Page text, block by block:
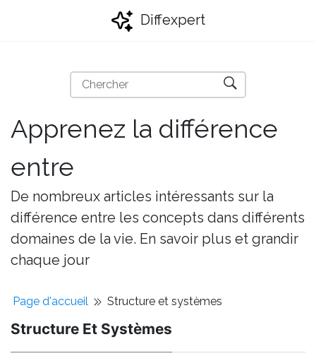
Diffexpert
Apprenez la différence
entre
De nombreux articles intéressants sur la
différence entre les concepts dans différents
domaines de la vie. En savoir plus et grandir
chaque jour
Page d'accueil Structure et systèmes
Structure Et Systèmes